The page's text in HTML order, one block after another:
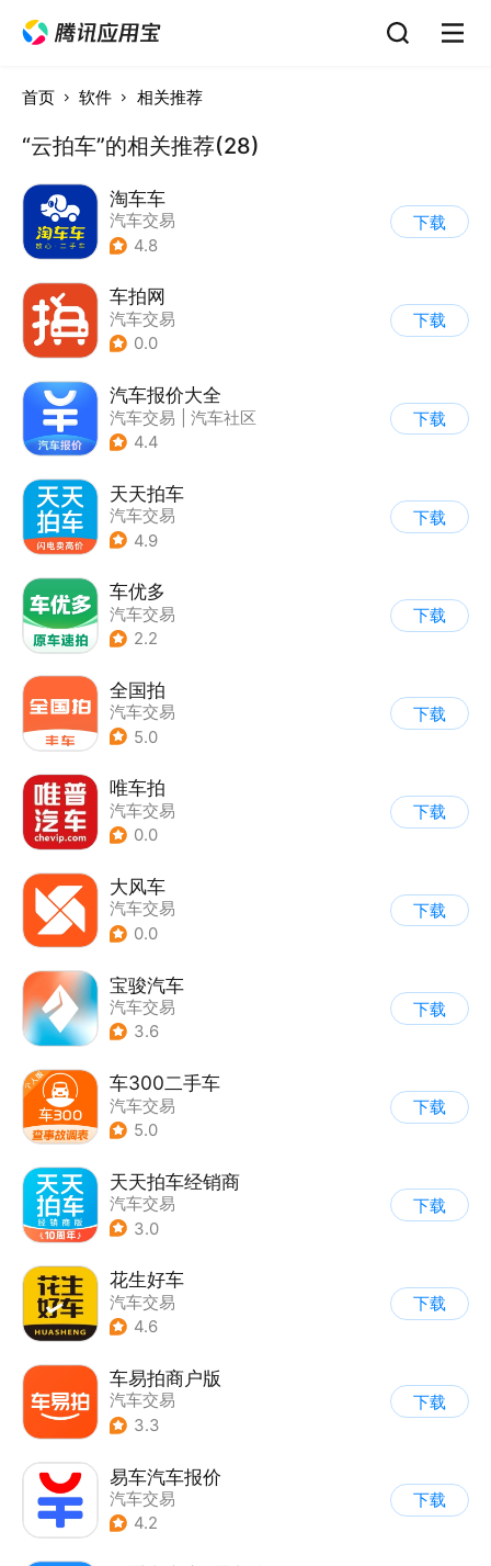
首页 软件 相关推荐
“云拍车”的相关推荐(28)
淘车车
汽车交易
4.8
下载
车拍网
汽车交易
0.0
下载
汽车报价大全
汽车交易
汽车社区
4.4
下载
天天拍车
汽车交易
4.9
下载
车优多
汽车交易
2.2
下载
全国拍
汽车交易
5.0
下载
唯车拍
汽车交易
0.0
下载
大风车
汽车交易
0.0
下载
宝骏汽车
汽车交易
3.6
下载
车300二手车
汽车交易
5.0
下载
天天拍车经销商
汽车交易
3.0
下载
花生好车
汽车交易
4.6
下载
车易拍商户版
汽车交易
3.3
下载
易车汽车报价
汽车交易
4.2
下载